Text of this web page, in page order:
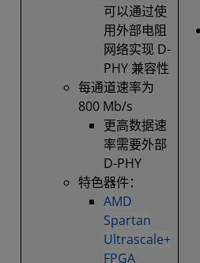
可以通过使
用外部电阻
网络实现 D-
PHY 兼容性
每通道速率为
800 Mb/s
更高数据速
率需要外部
D-PHY
特色器件：
AMD
Spartan
Ultrascale+
FPGA